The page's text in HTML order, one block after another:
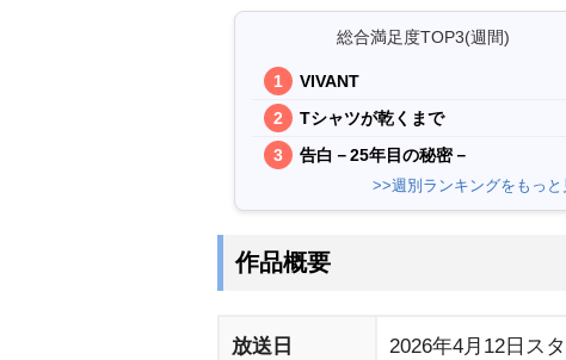
総合満足度TOP3(週間)
VIVANT
Tシャツが乾くまで
告白－25年目の秘密－
>>週別ランキングをもっと
作品概要
放送日 2026年4月12日ス